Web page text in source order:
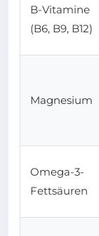
B-Vitamine
(B6, B9, B12)
Magnesium
Omega-3-
Fettsäuren